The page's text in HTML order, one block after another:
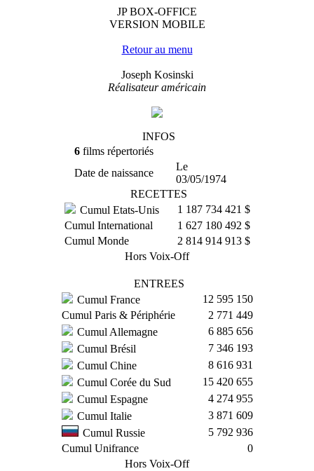
JP BOX-OFFICE
VERSION MOBILE
Retour au menu
Joseph Kosinski
Réalisateur américain
INFOS
6films répertoriés
Date de naissance
Le
03/05/1974
RECETTES
Cumul Etats-Unis
1 187 734 421 $
Cumul International
1 627 180 492 $
Cumul Monde
2 814 914 913 $
Hors Voix-Off
ENTREES
Cumul France
12 595 150
Cumul Paris & Périphérie
2 771 449
Cumul Allemagne
6 885 656
Cumul Brésil
7 346 193
Cumul Chine
8 616 931
Cumul Corée du Sud
15 420 655
Cumul Espagne
4 274 955
Cumul Italie
3 871 609
Cumul Russie
5 792 936
Cumul Unifrance
0
Hors Voix-Off